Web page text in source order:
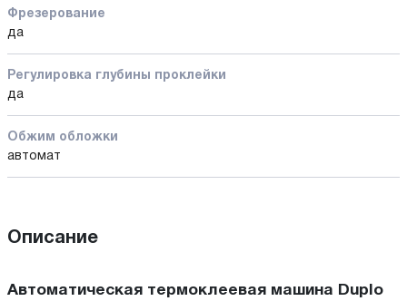
Фрезерование
да
Регулировка глубины проклейки
да
Обжим обложки
автомат
Описание
Автоматическая термоклеевая машина Duplo